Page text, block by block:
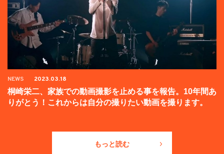
NEWS 2023.03.18
桐崎栄二、家族での動画撮影を止める事を報告。10年間あ
りがとう！これからは自分の撮りたい動画を撮ります。
もっと読む